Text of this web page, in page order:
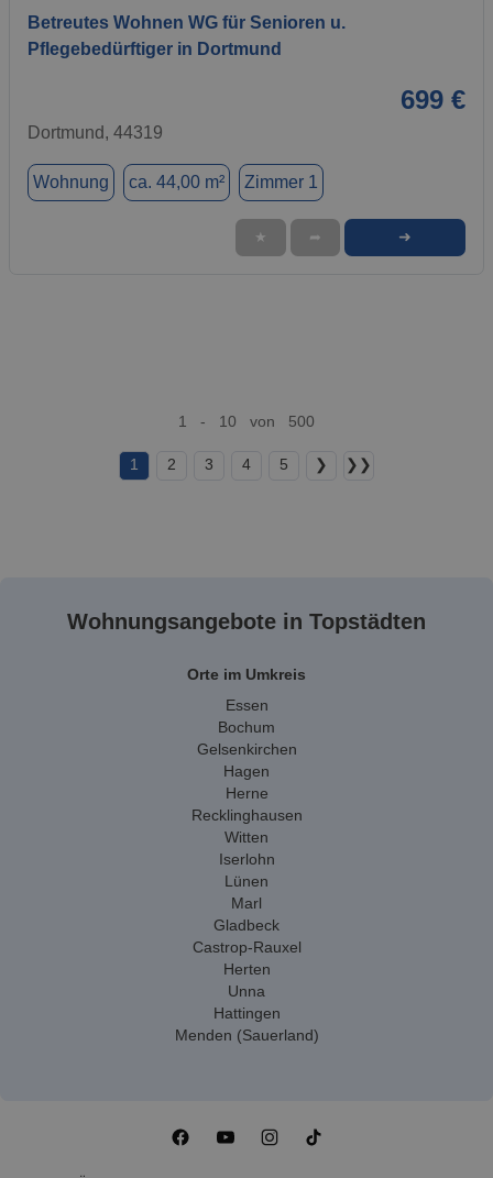
Betreutes Wohnen WG für Senioren u.
Pflegebedürftiger in Dortmund
699 €
Dortmund, 44319
Wohnung ca. 44,00 m² Zimmer 1
★ ➦ ➜
1 - 10 von 500
1 2 3 4 5 ❯ ❯❯
Wohnungsangebote in Topstädten
Orte im Umkreis
Essen
Bochum
Gelsenkirchen
Hagen
Herne
Recklinghausen
Witten
Iserlohn
Lünen
Marl
Gladbeck
Castrop-Rauxel
Herten
Unna
Hattingen
Menden (Sauerland)